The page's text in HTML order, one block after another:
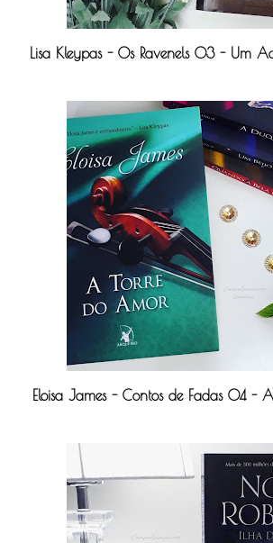
Lisa Kleypas - Os Ravenels 03 - Um
Eloisa James - Contos de Fadas 04 -